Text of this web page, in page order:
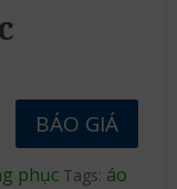
BÁO GIÁ
phục Tags: áo